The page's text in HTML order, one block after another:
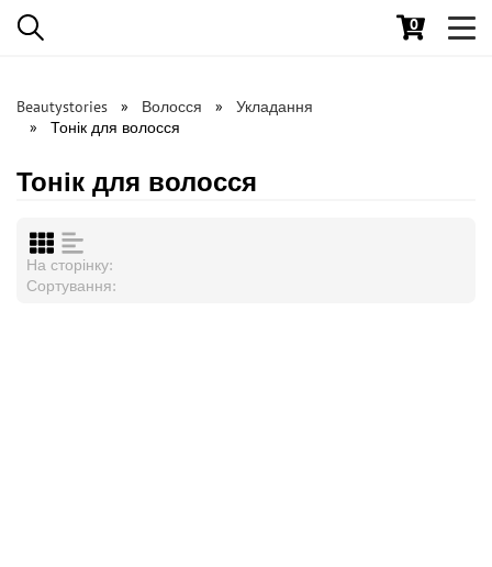
0
Beautystories Волосся
Укладання
Тонік для волосся
Тонік для волосся
На сторінку:
Сортування: